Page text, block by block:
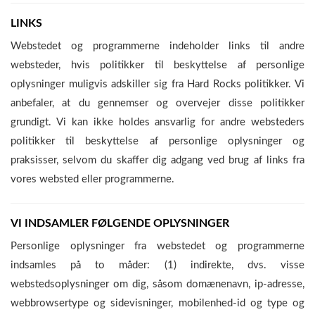
LINKS
Webstedet og programmerne indeholder links til andre
websteder, hvis politikker til beskyttelse af personlige
oplysninger muligvis adskiller sig fra Hard Rocks politikker. Vi
anbefaler, at du gennemser og overvejer disse politikker
grundigt. Vi kan ikke holdes ansvarlig for andre websteders
politikker til beskyttelse af personlige oplysninger og
praksisser, selvom du skaffer dig adgang ved brug af links fra
vores websted eller programmerne.
VI INDSAMLER FØLGENDE OPLYSNINGER
Personlige oplysninger fra webstedet og programmerne
indsamles på to måder: (1) indirekte, dvs. visse
webstedsoplysninger om dig, såsom domænenavn, ip-adresse,
webbrowsertype og sidevisninger, mobilenhed-id og type og